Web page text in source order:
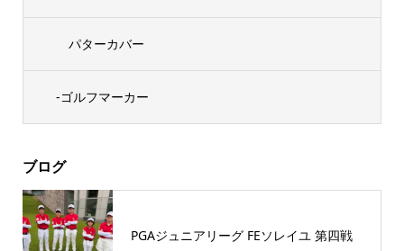
パターカバー
-ゴルフマーカー
ブログ
PGAジュニアリーグ FEソレイユ 第四戦